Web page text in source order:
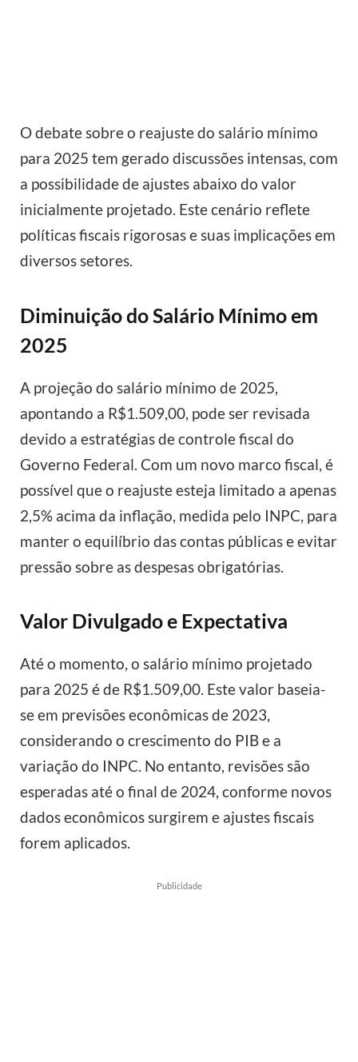
O debate sobre o reajuste do salário mínimo
para 2025 tem gerado discussões intensas, com
a possibilidade de ajustes abaixo do valor
inicialmente projetado. Este cenário reflete
políticas fiscais rigorosas e suas implicações em
diversos setores.
Diminuição do Salário Mínimo em
2025
A projeção do salário mínimo de 2025,
apontando a R$1.509,00, pode ser revisada
devido a estratégias de controle fiscal do
Governo Federal. Com um novo marco fiscal, é
possível que o reajuste esteja limitado a apenas
2,5% acima da inflação, medida pelo INPC, para
manter o equilíbrio das contas públicas e evitar
pressão sobre as despesas obrigatórias.
Valor Divulgado e Expectativa
Até o momento, o salário mínimo projetado
para 2025 é de R$1.509,00. Este valor baseia-
se em previsões econômicas de 2023,
considerando o crescimento do PIB e a
variação do INPC. No entanto, revisões são
esperadas até o final de 2024, conforme novos
dados econômicos surgirem e ajustes fiscais
forem aplicados.
Publicidade